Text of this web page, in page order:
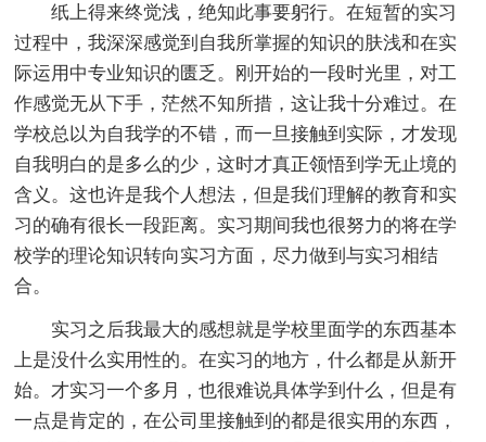
纸上得来终觉浅，绝知此事要躬行。在短暂的实习
过程中，我深深感觉到自我所掌握的知识的肤浅和在实
际运用中专业知识的匮乏。刚开始的一段时光里，对工
作感觉无从下手，茫然不知所措，这让我十分难过。在
学校总以为自我学的不错，而一旦接触到实际，才发现
自我明白的是多么的少，这时才真正领悟到学无止境的
含义。这也许是我个人想法，但是我们理解的教育和实
习的确有很长一段距离。实习期间我也很努力的将在学
校学的理论知识转向实习方面，尽力做到与实习相结
合。
实习之后我最大的感想就是学校里面学的东西基本
上是没什么实用性的。在实习的地方，什么都是从新开
始。才实习一个多月，也很难说具体学到什么，但是有
一点是肯定的，在公司里接触到的都是很实用的东西，